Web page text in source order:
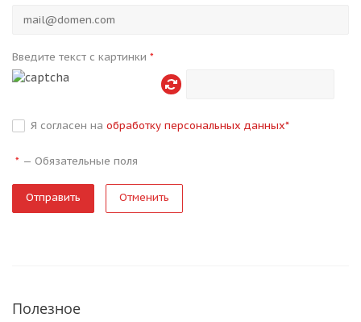
Введите текст с картинки *
Я согласен на обработку персональных данных*
* — Обязательные поля
Отменить
Полезное